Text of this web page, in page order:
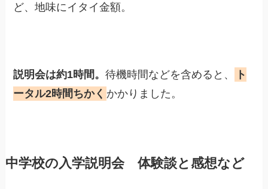
ど、地味にイタイ金額。
説明会は約1時間。待機時間などを含めると、
ト
ータル2時間ちかく かかりました。
中学校の入学説明会 体験談と感想など